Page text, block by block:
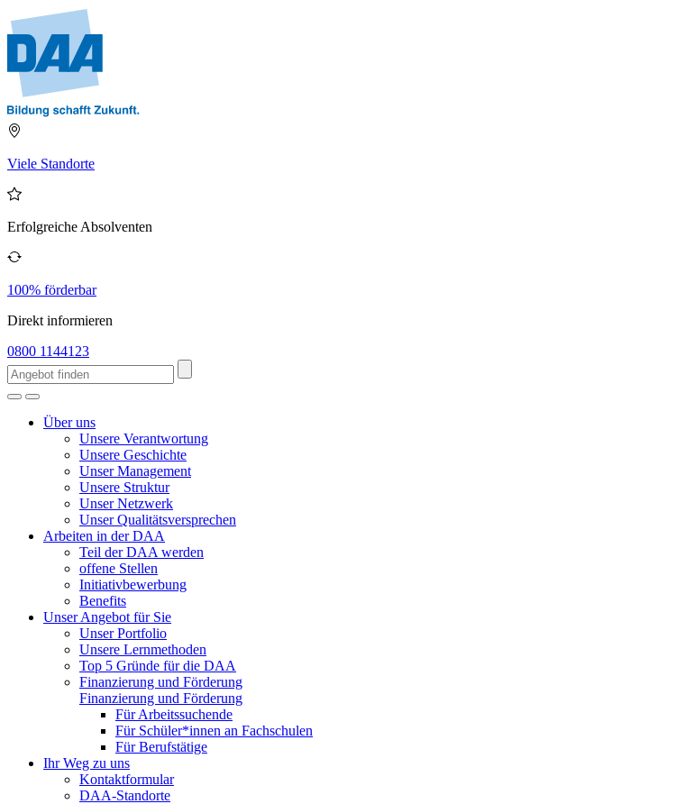
Viele Standorte
Erfolgreiche Absolventen
100% förderbar
Direkt informieren
0800 1144123
Über uns
Unsere Verantwortung
Unsere Geschichte
Unser Management
Unsere Struktur
Unser Netzwerk
Unser Qualitätsversprechen
Arbeiten in der DAA
Teil der DAA werden
offene Stellen
Initiativbewerbung
Benefits
Unser Angebot für Sie
Unser Portfolio
Unsere Lernmethoden
Top 5 Gründe für die DAA
Finanzierung und Förderung
Finanzierung und Förderung
Für Arbeitssuchende
Für Schüler*innen an Fachschulen
Für Berufstätige
Ihr Weg zu uns
Kontaktformular
DAA-Standorte